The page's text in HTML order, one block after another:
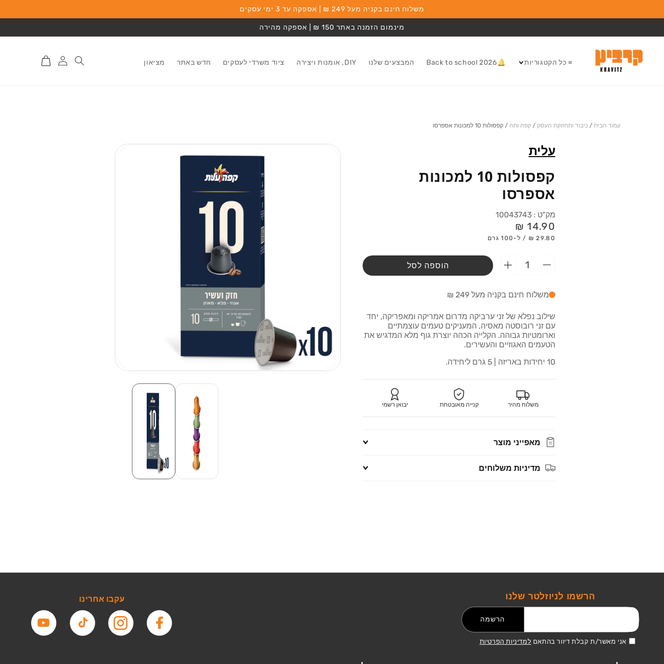
משלוח חינם בקניה מעל 249 ₪ | אספקה עד 3 ימי עסקים
מינמום הזמנה באתר 150 ₪ | אספקה מהירה
≡ כל הקטגוריות 🔔Back to school 2026 המבצעים שלנו DIY, אומנות ויצירה ציוד משרדי לעסקים חדש באתר מציאון
התחברות
לאתר
סל
קניות
עמוד הבית / כיבוד ותחזוקת העסק / קפה ותה / קפסולות 10 למכונות אספרסו
עלית
קפסולות 10 למכונות
אספרסו
מק"ט :10043743
מחיר
רגיל
14.90 ₪
29.80 ₪ / ל-100 גרם
הפחתת
מ-קפסולות
10
למכונות
אספרסו
הוספת
מ-קפסולות
10
למכונות
אספרסו
הוספה לסל
משלוח חינם בקניה מעל 249 ₪
שילוב נפלא של זני ערביקה מדרום אמריקה ומאפריקה, יחד
עם זני רובוסטה מאסיה, המעניקים טעמים עוצמתיים
וארומטיות גבוהה. הקלייה הכהה יוצרת גוף מלא המדגיש את
הטעמים האגוזיים והעשירים.
10 יחידות באריזה | 5 גרם ליחידה.
משלוח מהיר קנייה מאובטחת יבואן רשמי
מאפייני מוצר
מדיניות משלוחים
מעבר למידע על
הרשמו לניוזלטר שלנו
הרשמה
אני מאשר/ת קבלת דיוור בהתאם למדיניות הפרטיות
עקבו אחרינו
פייסבוק אינסטגרם טיקטוק יוטיוב